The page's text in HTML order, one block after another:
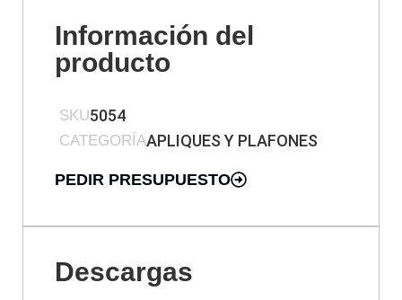
Información del
producto
SKU5054
CATEGORÍAAPLIQUES Y PLAFONES
PEDIR PRESUPUESTO
Descargas